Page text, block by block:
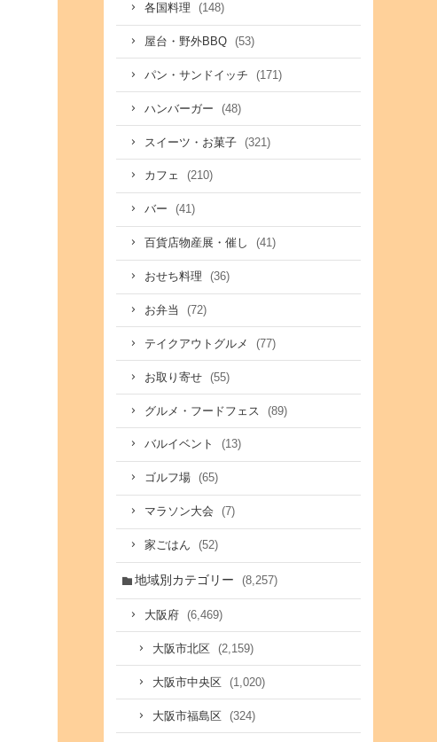
各国料理 (148)
屋台・野外BBQ (53)
パン・サンドイッチ (171)
ハンバーガー (48)
スイーツ・お菓子 (321)
カフェ (210)
バー (41)
百貨店物産展・催し (41)
おせち料理 (36)
お弁当 (72)
テイクアウトグルメ (77)
お取り寄せ (55)
グルメ・フードフェス (89)
バルイベント (13)
ゴルフ場 (65)
マラソン大会 (7)
家ごはん (52)
地域別カテゴリー (8,257)
大阪府 (6,469)
大阪市北区 (2,159)
大阪市中央区 (1,020)
大阪市福島区 (324)